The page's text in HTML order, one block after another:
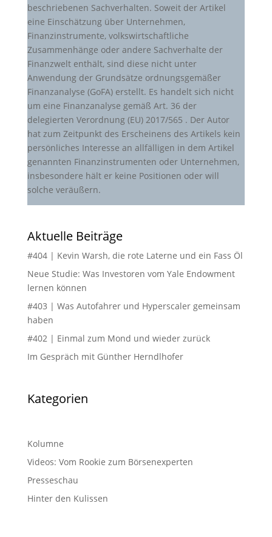
beschriebenen Sachverhalten. Soweit der Artikel
eine Einschätzung über Unternehmen,
Finanzinstrumente, volkswirtschaftliche
Zusammenhänge oder andere Sachverhalte der
Finanzwelt enthält, sind diese nicht unter
Anwendung der Grundsätze ordnungsgemäßer
Finanzanalyse (GoFA) erstellt. Es handelt sich nicht
um eine Finanzanalyse gemäß Art. 36 der
delegierten Verordnung (EU) 2017/565 . Der Autor
hat zum Zeitpunkt des Erscheinens des Artikels kein
persönliches Interesse an allfälligen in dem Artikel
genannten Finanzinstrumenten oder Unternehmen,
insbesondere hält er keine Positionen oder will
solche veräußern.
Aktuelle Beiträge
#404 | Kevin Warsh, die rote Laterne und ein Fass Öl
Neue Studie: Was Investoren vom Yale Endowment
lernen können
#403 | Was Autofahrer und Hyperscaler gemeinsam
haben
#402 | Einmal zum Mond und wieder zurück
Im Gespräch mit Günther Herndlhofer
Kategorien
Kolumne
Videos: Vom Rookie zum Börsenexperten
Presseschau
Hinter den Kulissen